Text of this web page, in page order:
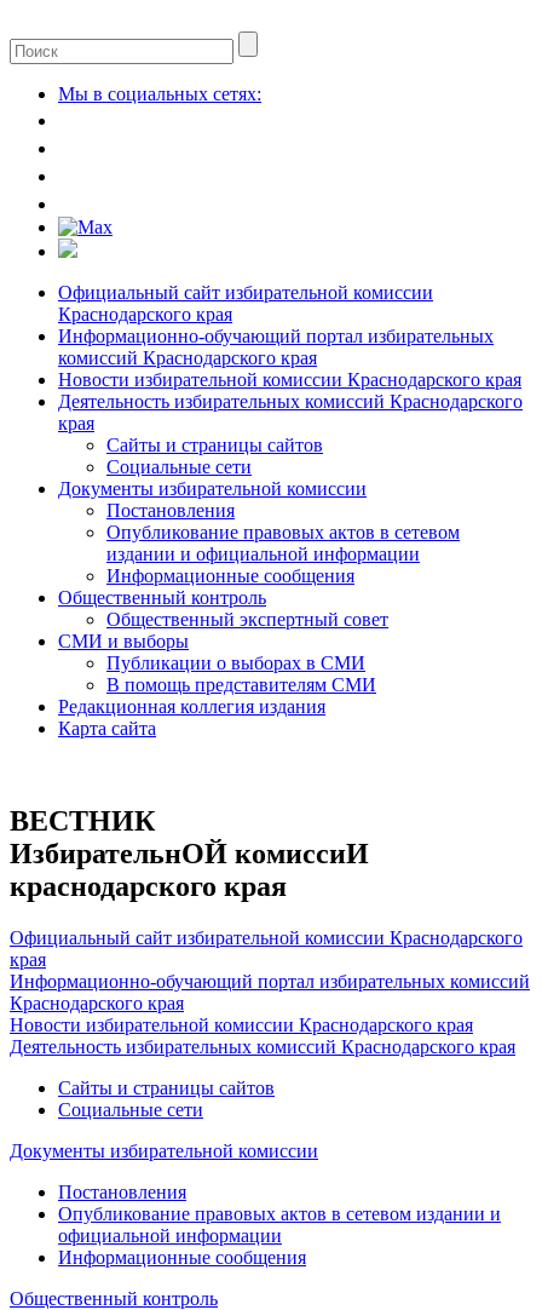
Мы в социальных сетях:
Официальный сайт избирательной комиссии
Краснодарского края
Информационно-обучающий портал избирательных
комиссий Краснодарского края
Новости избирательной комиссии Краснодарского края
Деятельность избирательных комиссий Краснодарского
края
Сайты и страницы сайтов
Социальные сети
Документы избирательной комиссии
Постановления
Опубликование правовых актов в сетевом
издании и официальной информации
Информационные сообщения
Общественный контроль
Общественный экспертный совет
СМИ и выборы
Публикации о выборах в СМИ
В помощь представителям СМИ
Редакционная коллегия издания
Карта сайта
ВЕСТНИК
ИзбирательнОЙ комиссиИ
краснодарского края
Официальный сайт избирательной комиссии Краснодарского
края
Информационно-обучающий портал избирательных комиссий
Краснодарского края
Новости избирательной комиссии Краснодарского края
Деятельность избирательных комиссий Краснодарского края
Сайты и страницы сайтов
Социальные сети
Документы избирательной комиссии
Постановления
Опубликование правовых актов в сетевом издании и
официальной информации
Информационные сообщения
Общественный контроль